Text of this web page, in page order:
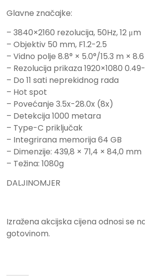
Glavne značajke:
– 3840×2160 rezolucija, 50Hz, 12 μm
– Objektiv 50 mm, F1.2-2.5
– Vidno polje 8.8° × 5.0°/15.3 m ×
– Rezolucija prikaza 1920×1080
– Do 11 sati neprekidnog rada
– Hot spot
– Povećanje 3.5x-28.0x (8x)
– Detekcija 1000 metara
– Type-C priključak
– Integrirana memorija 64 GB
– Dimenzije: 439,8 × 71,4 × 84,0 mm
– Težina: 1080g
DALJINOMJER
Izražena akcijska cijena odnosi se
gotovinom.